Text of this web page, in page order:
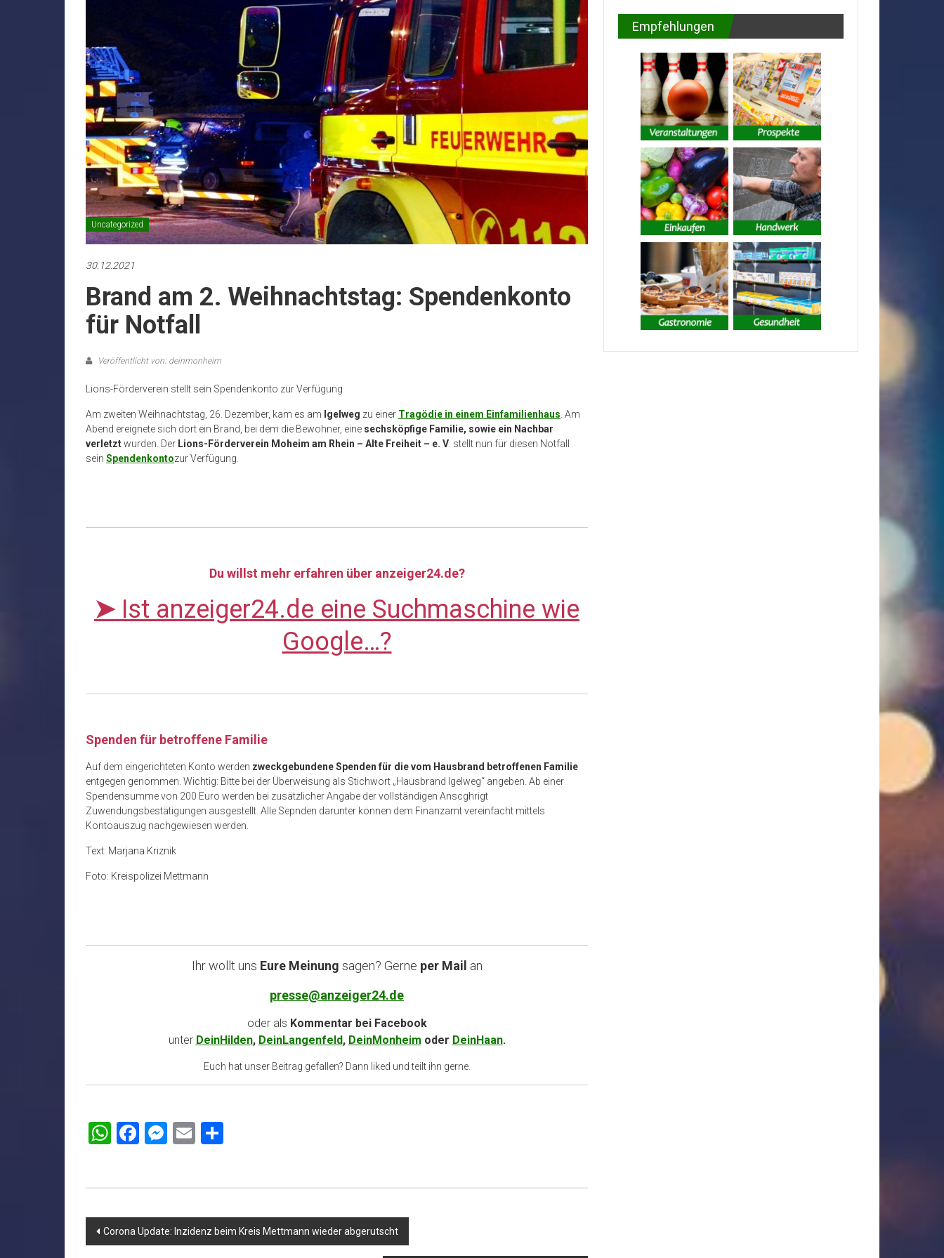
Uncategorized
30.12.2021
Brand am 2. Weihnachtstag: Spendenkonto
für Notfall
Veröffentlicht von: deinmonheim
Lions-Förderverein stellt sein Spendenkonto zur Verfügung
Am zweiten Weihnachtstag, 26. Dezember, kam es am Igelweg zu einer Tragödie in einem Einfamilienhaus . Am
Abend ereignete sich dort ein Brand, bei dem die Bewohner, eine sechsköpfige Familie, sowie ein Nachbar
verletztwurden. Der Lions-Förderverein Moheim am Rhein – Alte Freiheit – e. V . stellt nun für diesen Notfall
sein Spendenkontozur Verfügung.
Du willst mehr erfahren über anzeiger24.de?
➤ Ist anzeiger24.de eine Suchmaschine wie
Google…?
Spenden für betroffene Familie
Auf dem eingerichteten Konto werden zweckgebundene Spenden für die vom Hausbrand betroffenen Familie
entgegen genommen. Wichtig: Bitte bei der Überweisung als Stichwort „Hausbrand Igelweg“ angeben. Ab einer
Spendensumme von 200 Euro werden bei zusätzlicher Angabe der vollständigen Anscghrigt
Zuwendungsbestätigungen ausgestellt. Alle Sepnden darunter können dem Finanzamt vereinfacht mittels
Kontoauszug nachgewiesen werden.
Text: Marjana Kriznik
Foto: Kreispolizei Mettmann
Ihr wollt uns Eure Meinung sagen? Gerne per Mail an
presse@anzeiger24.de
oder als Kommentar bei Facebook
unter DeinHilden, DeinLangenfeld, DeinMonheim oder DeinHaan.
Euch hat unser Beitrag gefallen? Dann liked und teilt ihn gerne.
WhatsApp
Facebook
Messenger
Email
Beitragsnavigation
Corona Update: Inzidenz beim Kreis Mettmann wieder abgerutscht
Empfehlungen